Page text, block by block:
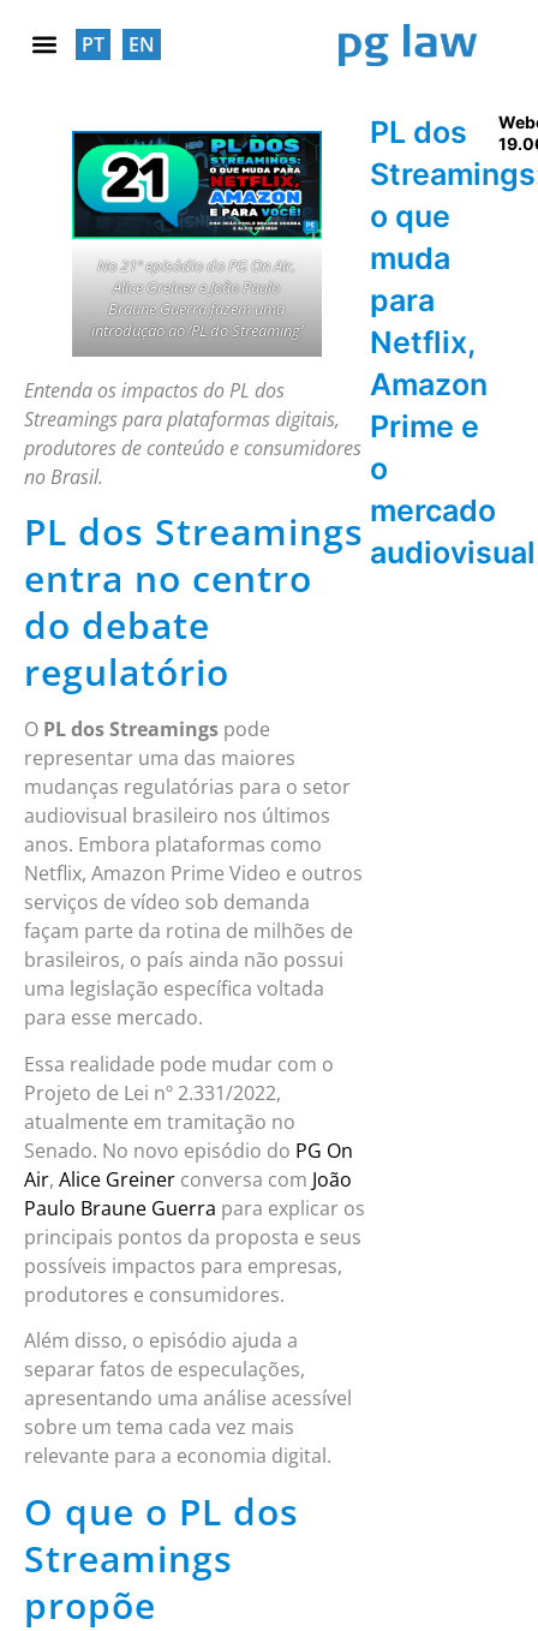
PT EN
PL dos
o que
muda
para
Netflix,
Amazon
Prime e
o
mercado
audiovisual
No 21º episódio do PG On Air,
Alice Greiner e João Paulo
Braune Guerra fazem uma
introdução ao ‘PL do Streaming’
Entenda os impactos do PL dos
Streamings para plataformas digitais,
produtores de conteúdo e consumidores
no Brasil.
PL dos Streamings
entra no centro
do debate
regulatório
O PL dos Streamings pode
representar uma das maiores
mudanças regulatórias para o setor
audiovisual brasileiro nos últimos
anos. Embora plataformas como
Netflix, Amazon Prime Video e outros
serviços de vídeo sob demanda
façam parte da rotina de milhões de
brasileiros, o país ainda não possui
uma legislação específica voltada
para esse mercado.
Essa realidade pode mudar com o
Projeto de Lei nº 2.331/2022,
atualmente em tramitação no
Senado. No novo episódio do PG On
Air, Alice Greiner conversa com João
Paulo Braune Guerra para explicar os
principais pontos da proposta e seus
possíveis impactos para empresas,
produtores e consumidores.
Além disso, o episódio ajuda a
separar fatos de especulações,
apresentando uma análise acessível
sobre um tema cada vez mais
relevante para a economia digital.
O que o PL dos
Streamings
propõe